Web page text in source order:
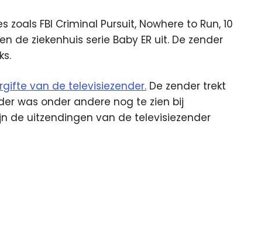
zoals FBI Criminal Pursuit, Nowhere to Run, 10
de ziekenhuis serie Baby ER uit. De zender
van de televisiezender. De zender trekt
was onder andere nog te zien bij
de uitzendingen van de televisiezender